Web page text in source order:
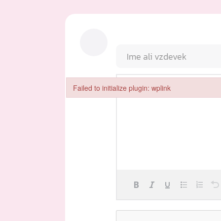
Failed to initialize plugin: wplink
Failed to initialize plugin: wplink